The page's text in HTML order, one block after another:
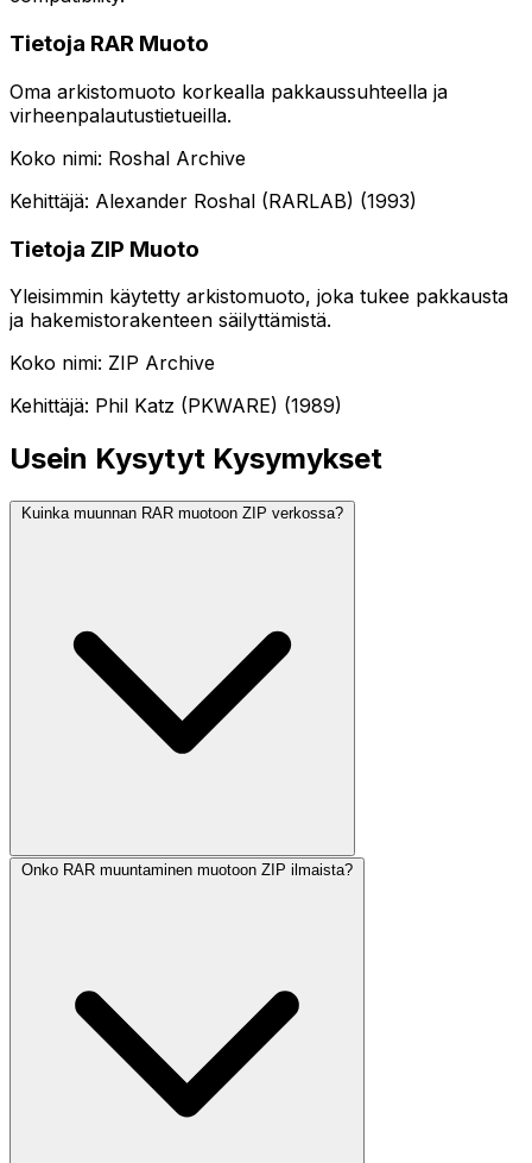
Tietoja RAR Muoto
Oma arkistomuoto korkealla pakkaussuhteella ja
virheenpalautustietueilla.
Koko nimi: Roshal Archive
Kehittäjä: Alexander Roshal (RARLAB) (1993)
Tietoja ZIP Muoto
Yleisimmin käytetty arkistomuoto, joka tukee pakkausta
ja hakemistorakenteen säilyttämistä.
Koko nimi: ZIP Archive
Kehittäjä: Phil Katz (PKWARE) (1989)
Usein Kysytyt Kysymykset
Kuinka muunnan RAR muotoon ZIP verkossa?
Onko RAR muuntaminen muotoon ZIP ilmaista?